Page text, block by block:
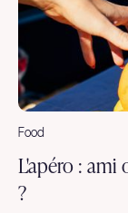
Food
L'apéro : ami
?